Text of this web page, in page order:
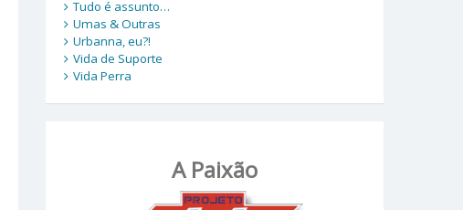
Tudo é assunto…
Umas & Outras
Urbanna, eu?!
Vida de Suporte
Vida Perra
A Paixão